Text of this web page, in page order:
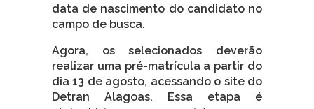
data de nascimento do candidato no
campo de busca.
Agora, os selecionados deverão
realizar uma pré-matrícula a partir do
dia 13 de agosto, acessando o site do
Detran Alagoas. Essa etapa é